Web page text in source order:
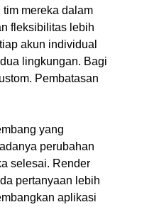
mereka dalam
fleksibilitas lebih
akun individual
lingkungan. Bagi
Pembatasan
yang
perubahan
selesai. Render
pertanyaan lebih
aplikasi